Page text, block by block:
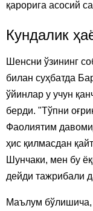
қарорига асосий
Кундалик
Шенсни ўзининг
билан суҳбатда
ўйинлар у учун
берди. "Тўпни
Фаолиятим
ҳис қилмасдан
Шунчаки, мен бу
дейди тажрибали
Маълум бўлишича,